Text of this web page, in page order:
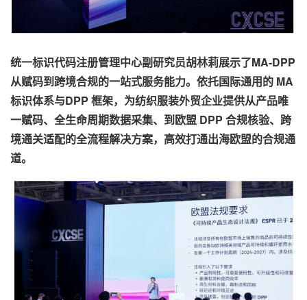
统一标识代码注册管理中心副研究员胡林莉展示了MA-DPP
从赋码到跨境合规的一站式服务能力。依托国际通用的 MA
标识体系与DPP 框架，为纺织服装外贸企业提供从产品唯
一赋码、全生命周期数据采集、到欧盟 DPP 合规核验、跨
境通关适配的全流程解决方案，高效打通出海欧盟的合规通
道。